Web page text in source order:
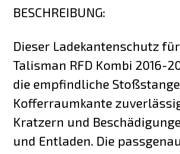
BESCHREIBUNG:
Dieser Ladekantenschutz
Talisman RFD Kombi 2016-
die empfindliche
Kofferraumkante
Kratzern und
und Entladen. Die